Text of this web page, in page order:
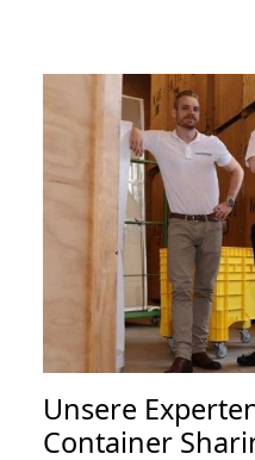
Unsere
Container